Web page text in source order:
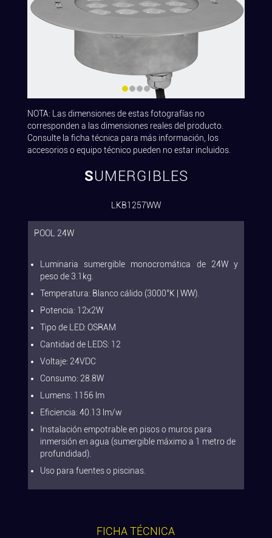
NOTA: Las dimensiones de estas fotografías no
corresponden a las dimensiones reales del producto.
Consulte la ficha técnica para más información, los
accesorios o equipo técnico pueden no estar incluidos.
SUMERGIBLES
LKB1257WW
POOL 24W
Luminaria sumergible monocromática de 24W y
peso de 3.1kg.
Temperatura: Blanco cálido (3000°K | WW).
Potencia: 12x2W
Tipo de LED: OSRAM
Cantidad de LEDS: 12
Voltaje: 24VDC
Consumo: 28.8W
Lumens: 1156 lm
Eficiencia: 40.13 lm/w
Instalación empotrable en pisos o muros para
inmersión en agua (sumergible máximo a 1 metro de
profundidad).
Uso para fuentes o piscinas.
FICHA TÉCNICA